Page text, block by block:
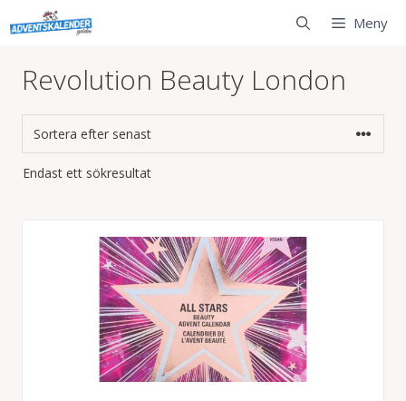
Hoppa
till
Meny
Revolution Beauty London
Endast ett sökresultat